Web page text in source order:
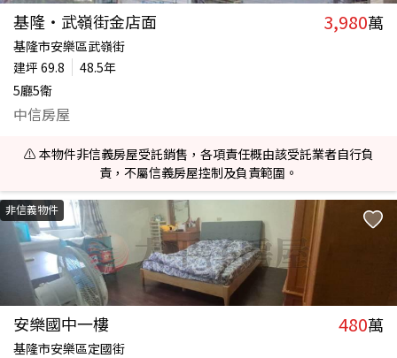
基隆‧武嶺街金店面 3,980萬
基隆市安樂區武嶺街
建坪 69.8
48.5年
5廳5衛
中信房屋
⚠️ 本物件非信義房屋受託銷售，各項責任概由該受託業者自行負
責，不屬信義房屋控制及負責範圍。
非信義物件
安樂國中一樓 480萬
基隆市安樂區定國街